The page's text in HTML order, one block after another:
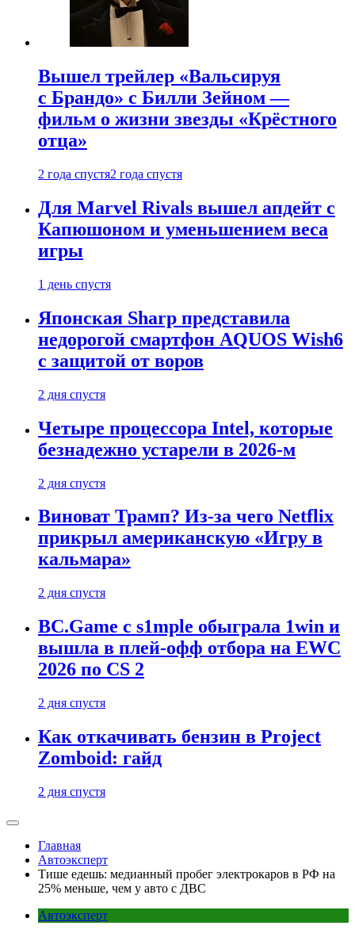
Вышел трейлер «Вальсируя
с Брандо» с Билли Зейном —
фильм о жизни звезды «Крёстного
отца»
2 года спустя2 года спустя
Для Marvel Rivals вышел апдейт с
Капюшоном и уменьшением веса
игры
1 день спустя
Японская Sharp представила
недорогой смартфон AQUOS Wish6
с защитой от воров
2 дня спустя
Четыре процессора Intel, которые
безнадежно устарели в 2026-м
2 дня спустя
Виноват Трамп? Из-за чего Netflix
прикрыл американскую «Игру в
кальмара»
2 дня спустя
BC.Game с s1mple обыграла 1win и
вышла в плей-офф отбора на EWC
2026 по CS 2
2 дня спустя
Как откачивать бензин в Project
Zomboid: гайд
2 дня спустя
Главная
Автоэксперт
Тише едешь: медианный пробег электрокаров в РФ на
25% меньше, чем у авто с ДВС
Автоэксперт